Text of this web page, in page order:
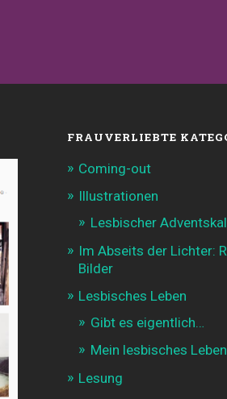
FRAUVERLIEBTE
Coming-out
Illustrationen
Lesbischer
Im Abseits der Lichter:
Bilder
Lesbisches Leben
Gibt es eigentlich…
Mein lesbisches
Lesung